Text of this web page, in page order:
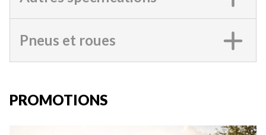
Pneus et roues
PROMOTIONS